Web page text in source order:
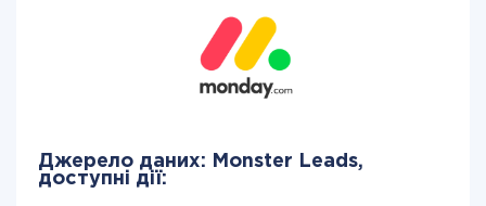
Джерело даних: Monster Leads,
доступні дії: